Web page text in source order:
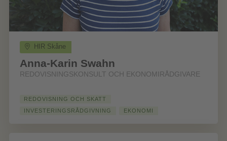
HIR Skåne
Anna-Karin Swahn
REDOVISNINGSKONSULT OCH EKONOMIRÅDGIVARE
REDOVISNING OCH SKATT
INVESTERINGSRÅDGIVNING
EKONOMI